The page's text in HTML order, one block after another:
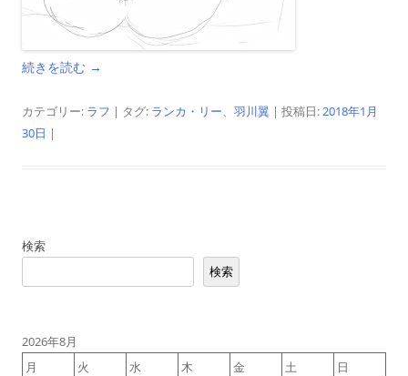
続きを読む →
カテゴリー: ラフ | タグ: ランカ・リー、 羽川翼 | 投稿日:2018年1月
30日 |
検索
検索
2026年8月
月
火 水 木 金 土
日